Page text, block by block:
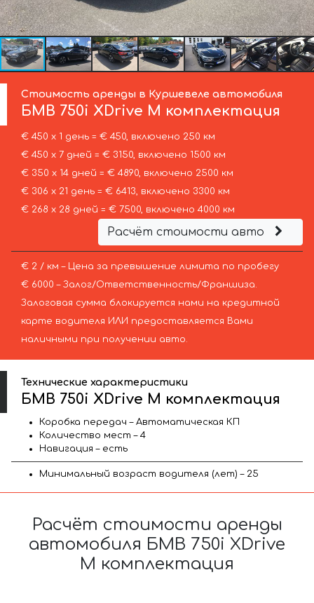
Стоимость аренды в Куршевеле автомобиля
БМВ 750i XDrive M комплектация
€ 450 х 1 день = € 450, включено 250 км
€ 450 х 7 дней = € 3150, включено 1500 км
€ 350 х 14 дней = € 4890, включено 2500 км
€ 306 х 21 день = € 6413, включено 3300 км
€ 268 х 28 дней = € 7500, включено 4000 км
Расчёт стоимости авто
€ 2 / км – Цена за превышение лимита по пробегу
€ 6000 – Залог/Ответственность/Франшиза.
Залоговая сумма блокируется нами на кредитной
карте водителя ИЛИ предоставляется Вами
наличными при получении авто.
Технические характеристики
БМВ 750i XDrive M комплектация
Коробка передач – Автоматическая КП
Количество мест – 4
Навигация – есть
Минимальный возраст водителя (лет) – 25
Расчёт стоимости аренды
автомобиля БМВ 750i XDrive
M комплектация